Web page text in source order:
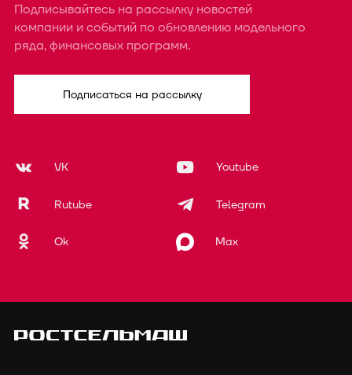
Подписывайтесь на рассылку новостей
компании и событий по обновлению модельного
ряда, финансовых программ.
Подписаться на рассылку
VK Youtube
Rutube Telegram
Ok Max